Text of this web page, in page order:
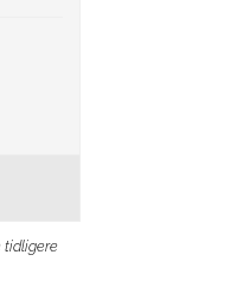
tidligere